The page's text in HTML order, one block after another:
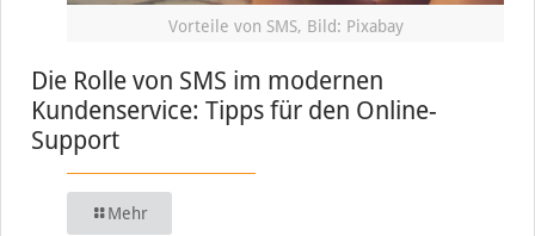
Vorteile von SMS, Bild: Pixabay
Die Rolle von SMS im modernen
Kundenservice: Tipps für den Online-
Support
Mehr